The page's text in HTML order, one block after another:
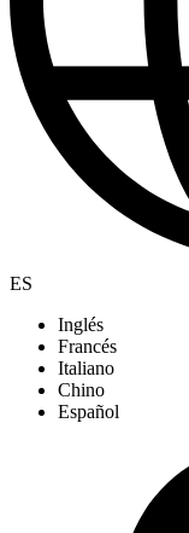
ES
Inglés
Francés
Italiano
Chino
Español